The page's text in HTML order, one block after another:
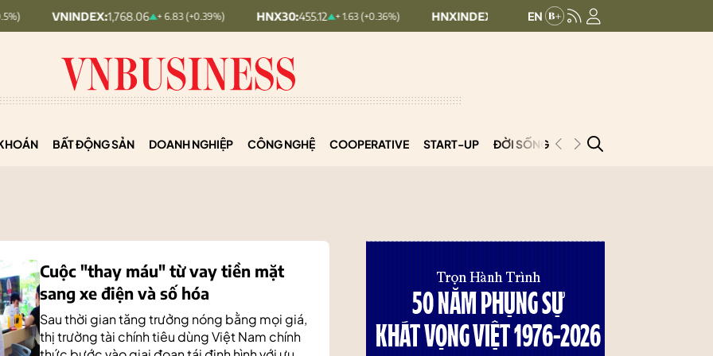
1,768.06 + 6.83 (+0.39%) HNX30: + 1.63 (+0.36%) HNXINDEX: 293.44 + 0.25 (+0.09%) UPCOMINDEX:
BẤT ĐỘNG SẢN DOANH NGHIỆP CÔNG NGHỆ COOPERATIVE START-UP ĐỜI SỐNG PODCAST
Cuộc "thay máu" từ vay tiền mặt
sang xe điện và số hóa
Sau thời gian tăng trưởng nóng bằng mọi giá,
thị trường tài chính tiêu dùng Việt Nam chính